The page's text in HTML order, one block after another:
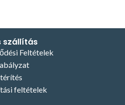
szállítás
Feltételek
feltételek